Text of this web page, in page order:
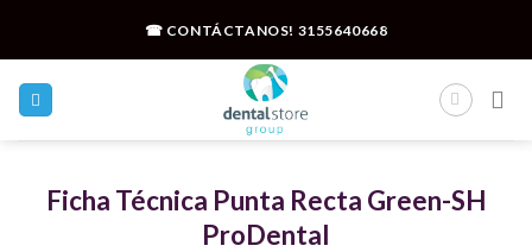
☎ CONTÁCTANOS! 3155640668
Ficha Técnica Punta Recta Green-SH
ProDental